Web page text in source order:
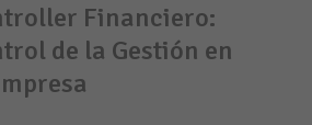
Financiero:
de la Gestión en